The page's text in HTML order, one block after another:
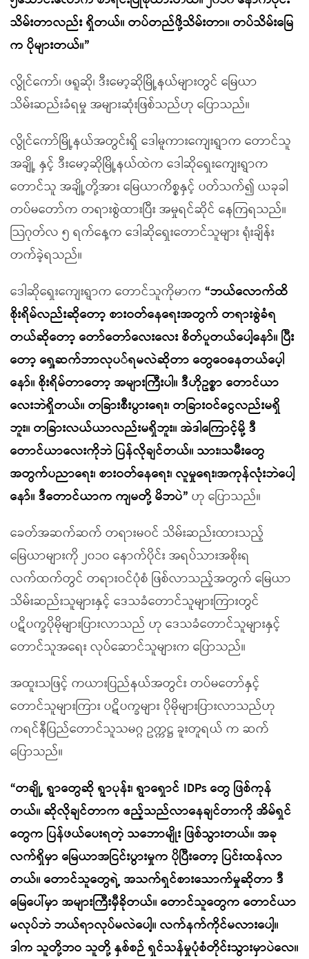
သိမ်းတာလည်း ရှိတယ်။ တပ်တည်ဖို့သိမ်းတာ။ တပ်သိမ်းမြေ
က ပိုများတယ်။”
လွိုင်ကော်၊ ဖရူဆို၊ ဒီးမော့ဆိုမြို့နယ်များတွင် မြေယာ
သိမ်းဆည်းခံရမှု အများဆုံးဖြစ်သည်ဟု ပြောသည်။
လွိုင်ကော်မြို့နယ်အတွင်းရှိ ဒေါမူကားကျေးရွာက တောင်သူ
အချို့ နှင့် ဒီးမော့ဆိုမြို့နယ်ထဲက ဒေါဆိုရှေးကျေးရွာက
တောင်သူ အချို့တို့အား မြေယာကိစ္စနှင့် ပတ်သက်၍ ယခုခါ
တပ်မတော်က တရားစွဲထားပြီး အမှုရင်ဆိုင် နေကြရသည်။
သြဂုတ်လ ၅ ရက်နေ့က ဒေါဆိုရှေးတောင်သူများ ရုံးချိန်း
တက်ခဲ့ရသည်။
ဒေါဆိုရှေးကျေးရွာက တောင်သူကိုမာက “ဘယ်လောက်ထိ
စိုးရိမ်လည်းဆိုတော့ စားဝတ်နေရေးအတွက် တရားစွဲခံရ
တယ်ဆိုတော့ တော်တော်လေးလေး စိတ်ပူတယ်ပေါ့နော်။ ပြီး
တော့ ရှေ့ဆက်ဘာလုပ်ရမလဲဆိုတာ တွေဝေနေတယ်ပေ့ါ
နော်။ စိုးရိမ်တာတော့ အများကြီးပါ။ ဒီဟိုဥစ္စာ တောင်ယာ
လေးဘဲရှိတယ်။ တခြားစီးပွားရေး၊ တခြားဝင်ငွေလည်းမရှိ
ဘူး။ တခြားလယ်ယာလည်းမရှိဘူး။ အဲဒါကြောင့်မို့ ဒီ
တောင်ယာလေးကိုဘဲ ပြန်လိုချင်တယ်။ သား၊သမီးတွေ
အတွက်ပညာရေး၊ စားဝတ်နေရေး၊ လူမှုရေး၊အကုန်လုံးဘဲပေါ့
နော်။ ဒီတောင်ယာက ကျမတို့ မိဘပဲ” ဟု ပြောသည်။
ခေတ်အဆက်ဆက် တရားမဝင် သိမ်းဆည်းထားသည့်
မြေယာများကို ၂၀၁၀ နောက်ပိုင်း အရပ်သားအစိုးရ
လက်ထက်တွင် တရားဝင်ပုံစံ ဖြစ်လာသည့်အတွက် မြေယာ
သိမ်းဆည်းသူများနှင့် ဒေသခံတောင်သူများကြားတွင်
ပဋိပက္ခပိုမိုများပြားလာသည် ဟု ဒေသခံတောင်သူများနှင့်
တောင်သူအရေး လုပ်ဆောင်သူများက ပြောသည်။
အထူးသဖြင့် ကယားပြည်နယ်အတွင်း တပ်မတော်နှင့်
တောင်သူများကြား ပဋိပက္ခများ ပိုမိုများပြားလာသည်ဟု
ကရင်နီပြည်တောင်သူသမဂ္ဂ ဥက္ကဋ္ဌ ခူးတူရယ် က ဆက်
ပြောသည်။
“တချို့ ရွာတွေဆို ရွာပုန်း၊ ရွာရှောင် IDPs တွေ ဖြစ်ကုန်
တယ်။ ဆိုလိုချင်တာက ဧည့်သည်လာနေချင်တာကို အိမ်ရှင်
တွေက ပြန်ဖယ်ပေးရတဲ့ သဘောမျိုး ဖြစ်သွားတယ်။ အခု
လက်ရှိမှာ မြေယာအငြင်းပွားမှုက ပိုပြီးတော့ ပြင်းထန်လာ
တယ်။ တောင်သူတွေရဲ့ အသက်ရှင်စားသောက်မှုဆိုတာ ဒီ
မြေပေါ်မှာ အများကြီးမှီခိုတယ်။ တောင်သူတွေက တောင်ယာ
မလုပ်ဘဲ ဘယ်ရာလုပ်မလဲပေါ့။ လက်နက်ကိုင်မလားပေါ့။
ဒါက သူတို့ဘဝ သူတို့ နှစ်စဉ် ရှင်သန်မှုပုံစံတိုင်းသွားမှာပဲလေ။